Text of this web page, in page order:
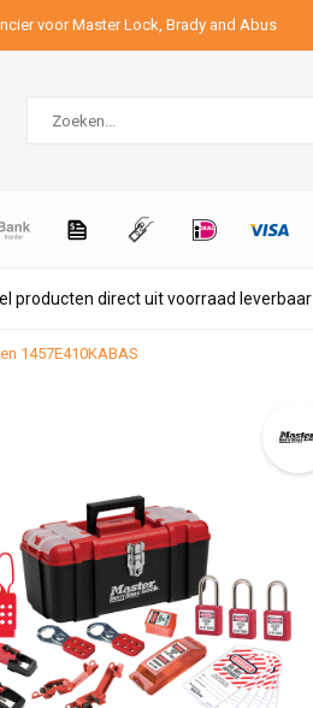
voor Master Lock, Brady and Abus
producten direct uit voorraad leverbaar
1457E410KABAS